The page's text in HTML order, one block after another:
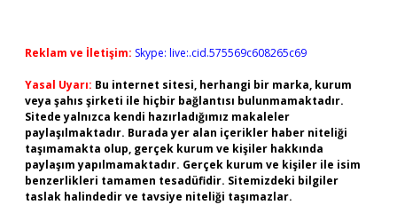
Reklam ve İletişim: Skype: live:.cid.575569c608265c69
Yasal Uyarı: Bu internet sitesi, herhangi bir marka, kurum
veya şahıs şirketi ile hiçbir bağlantısı bulunmamaktadır.
Sitede yalnızca kendi hazırladığımız makaleler
paylaşılmaktadır. Burada yer alan içerikler haber niteliği
taşımamakta olup, gerçek kurum ve kişiler hakkında
paylaşım yapılmamaktadır. Gerçek kurum ve kişiler ile isim
benzerlikleri tamamen tesadüfidir. Sitemizdeki bilgiler
taslak halindedir ve tavsiye niteliği taşımazlar.